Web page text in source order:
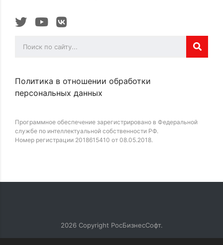
Политика в отношении обработки
персональных данных
Программное обеспечение зарегистрировано в Федеральной
службе по интеллектуальной собственности РФ.
Номер регистрации 2018615410 от 08.05.2018.
2026 Copyright РосБизнесСофт.